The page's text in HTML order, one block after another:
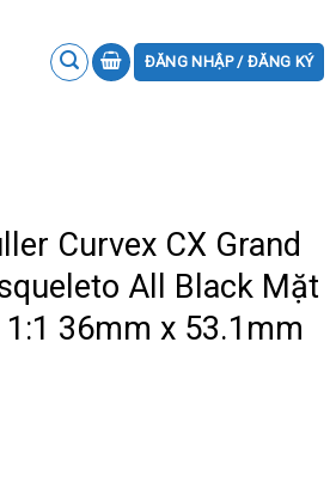
ĐĂNG NHẬP / ĐĂNG KÝ
Curvex CX Grand
All Black Mặt
36mm x 53.1mm